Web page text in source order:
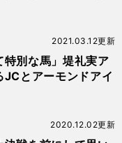
特別な馬」堤礼実ア
JCとアーモンドアイ
2021.03.12更新
2020.12.02更新